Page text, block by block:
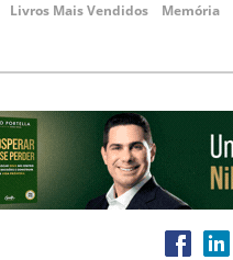
Livros Mais Vendidos Memória